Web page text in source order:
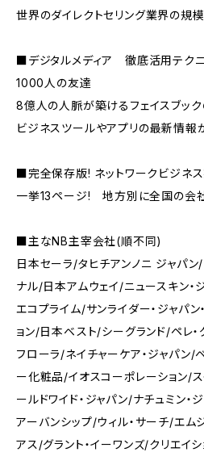
世界のダイレクトセリング業界の規
■デジタルメディア 徹底活用テク
1000人の友達
8億人の人脈が築けるフェイスブッ
ビジネスツールやアプリの最新情報
■完全保存版! ネットワークビジネ
一挙13ページ! 地方別に全国の会
■主なNB主宰会社(順不同)
日本セーラ/タヒチアンノニ ジャパン
ナル/日本アムウェイ/ニュースキン・
エコプライム/サンライダー・ジャパ
ョン/日本ベスト/シーグランド/ペレ
フローラ/ネイチャーケア・ジャパン/
ー化粧品/イオスコーポレーション/
ールドワイド・ジャパン/ナチュミン
アーバンシップ/ウィル・サーチ/エ
アス/グラント・イーワンズ/クリエイ